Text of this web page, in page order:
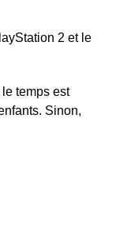
2 et le
temps est
Sinon,